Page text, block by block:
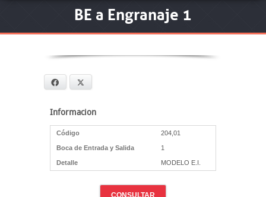
BE a Engranaje 1
Facebook
Informacion
Código 204,01
Boca de Entrada y Salida 1
Detalle MODELO E.I.
CONSULTAR